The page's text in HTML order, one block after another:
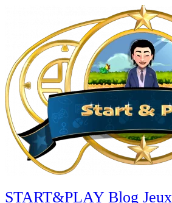
principal
START&PLAY Blog